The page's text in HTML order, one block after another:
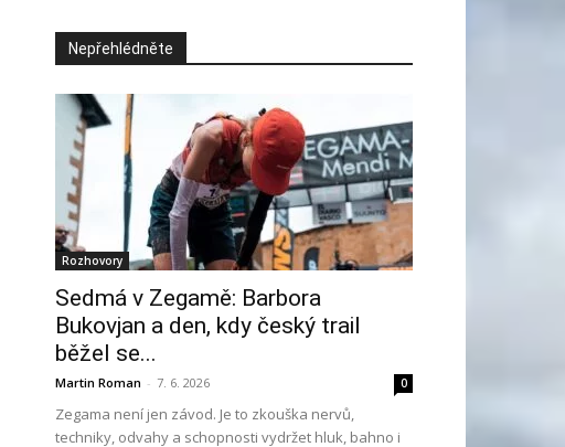
Nepřehlédněte
Rozhovory
Sedmá v Zegamě: Barbora
Bukovjan a den, kdy český trail
běžel se...
Martin Roman - 7. 6. 2026 0
Zegama není jen závod. Je to zkouška nervů,
techniky, odvahy a schopnosti vydržet hluk, bahno i